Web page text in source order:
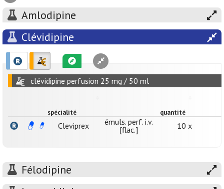
Amlodipine
Clévidipine
clévidipine perfusion 25 mg / 50 ml
spécialité quantité
Cleviprex
émuls. perf. i.v.
[flac.]
10 x
Félodipine